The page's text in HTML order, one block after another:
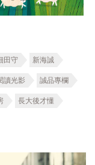
田守 新海誠
讀光影 誠品專欄
長大後才懂